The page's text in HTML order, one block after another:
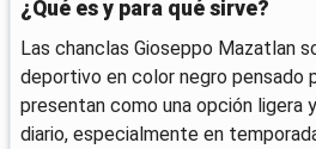
¿Qué es y para qué sirve?
Las chanclas Gioseppo Mazatlan
deportivo en color negro pensado
presentan como una opción ligera
diario, especialmente en